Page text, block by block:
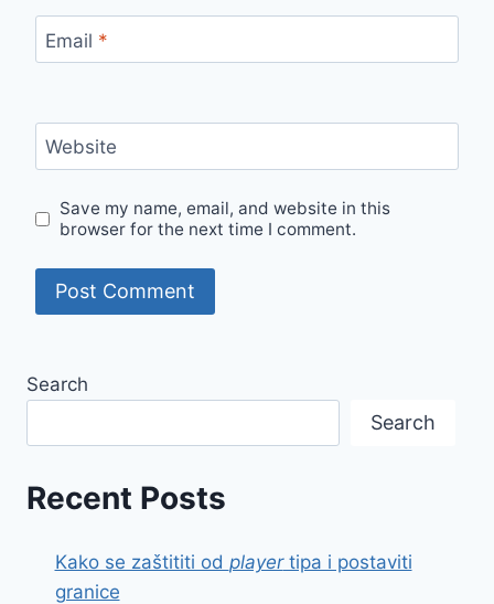
Email *
Website
Save my name, email, and website in this
browser for the next time I comment.
Search
Search
Recent Posts
Kako se zaštititi od playertipa i postaviti
granice